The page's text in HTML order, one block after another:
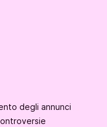
degli annunci